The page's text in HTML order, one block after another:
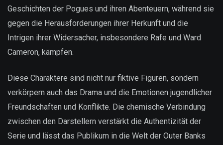
Geschichten der Pogues und ihren Abenteuern, während sie
gegen die Herausforderungen ihrer Herkunft und die
Intrigen ihrer Widersacher, insbesondere Rafe und Ward
Cameron, kämpfen.
Diese Charaktere sind nicht nur fiktive Figuren, sondern
verkörpern auch das Drama und die Emotionen jugendlicher
Freundschaften und Konflikte. Die chemische Verbindung
zwischen den Darstellern verstärkt die Authentizität der
Serie und lässt das Publikum in die Welt der Outer Banks